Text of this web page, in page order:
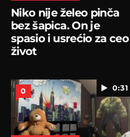
Niko nije želeo pinča
bez šapica. On je
spasio i usrećio za ceo
život
0:31
0